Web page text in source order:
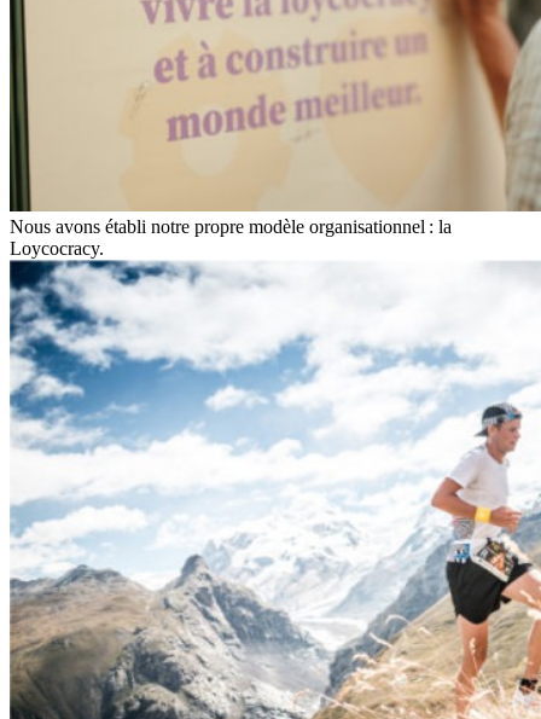
Nous avons établi notre propre modèle organisationnel : la
Loycocracy.